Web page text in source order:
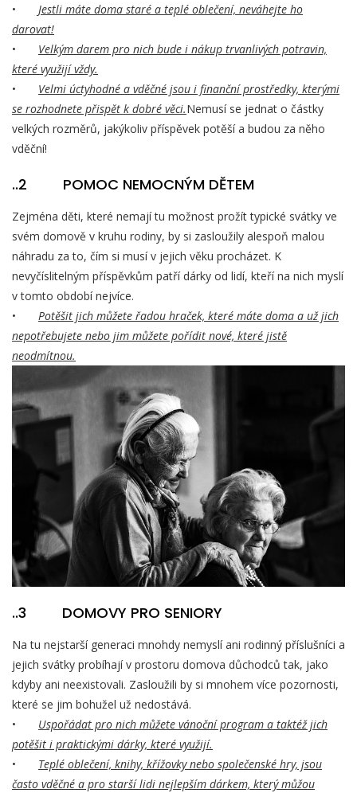
• Jestli máte doma staré a teplé oblečení, neváhejte ho
darovat!
• Velkým darem pro nich bude i nákup trvanlivých potravin,
které využijí vždy.
• Velmi úctyhodné a vděčné jsou i finanční prostředky, kterými
se rozhodnete přispět k dobré věci.Nemusí se jednat o částky
velkých rozměrů, jakýkoliv příspěvek potěší a budou za něho
vděční!
..2 POMOC NEMOCNÝM DĚTEM
Zejména děti, které nemají tu možnost prožít typické svátky ve
svém domově v kruhu rodiny, by si zasloužily alespoň malou
náhradu za to, čím si musí v jejich věku procházet. K
nevyčíslitelným příspěvkům patří dárky od lidí, kteří na nich myslí
v tomto období nejvíce.
• Potěšit jich můžete řadou hraček, které máte doma a už jich
nepotřebujete nebo jim můžete pořídit nové, které jistě
neodmítnou.
..3 DOMOVY PRO SENIORY
Na tu nejstarší generaci mnohdy nemyslí ani rodinný příslušníci a
jejich svátky probíhají v prostoru domova důchodců tak, jako
kdyby ani neexistovali. Zasloužili by si mnohem více pozornosti,
které se jim bohužel už nedostává.
• Uspořádat pro nich můžete vánoční program a taktéž jich
potěšit i praktickými dárky, které využijí.
• Teplé oblečení, knihy, křížovky nebo společenské hry, jsou
často vděčné a pro starší lidi nejlepším dárkem, který můžou